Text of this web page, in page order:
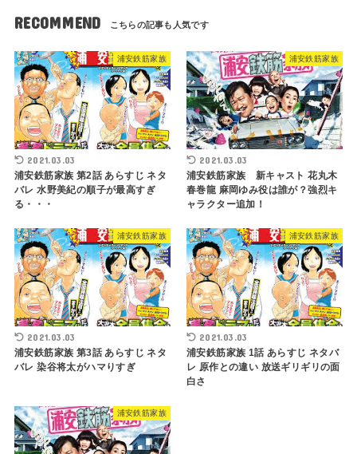
RECOMMEND
浦安鉄筋家族
2021.03.03
浦安鉄筋家族 第2話 あらすじ ネタ
バレ 水野美紀の順子が最高すぎ
る・・・
浦安鉄筋家族
2021.03.03
浦安鉄筋家族 新キャスト 花丸木
春巻龍 麻岡ゆみ役は誰が？強烈キ
ャラクター追加！
浦安鉄筋家族
2021.03.03
浦安鉄筋家族 第3話 あらすじ ネタ
バレ 染谷将太がハマりすぎ
浦安鉄筋家族
2021.03.03
浦安鉄筋家族 1話 あらすじ ネタバ
レ 原作との違い 放送ギリギリの面
白さ
浦安鉄筋家族